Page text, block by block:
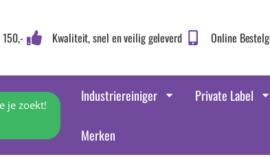
Kwaliteit, snel en veilig geleverd Online
je zoekt!
Industriereiniger Private Label
Merken